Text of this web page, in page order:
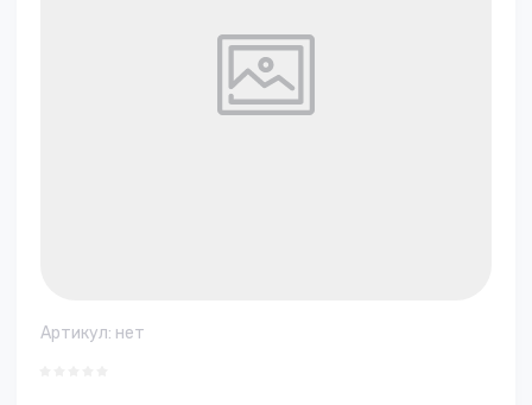
Артикул: нет